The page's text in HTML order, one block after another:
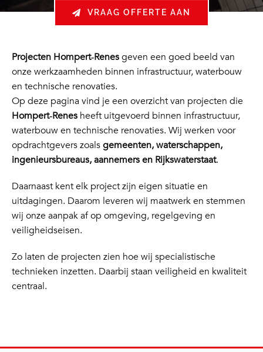
VRAAG OFFERTE AAN
Projecten Hompert‑Renesgeven een goed beeld van
onze werkzaamheden binnen infrastructuur, waterbouw
en technische renovaties.
Op deze pagina vind je een overzicht van projecten die
Hompert‑Renesheeft uitgevoerd binnen infrastructuur,
waterbouw en technische renovaties. Wij werken voor
opdrachtgevers zoalsgemeenten, waterschappen,
ingenieursbureaus, aannemers en Rijkswaterstaat.
Daarnaast kent elk project zijn eigen situatie en
uitdagingen. Daarom leveren wij maatwerk en stemmen
wij onze aanpak af op omgeving, regelgeving en
veiligheidseisen.
Zo laten de projecten zien hoe wij specialistische
technieken inzetten. Daarbij staan veiligheid en kwaliteit
centraal.